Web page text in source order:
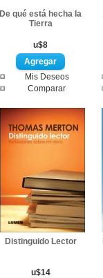
De qué está hecha la
Tierra
u$8
Mis Deseos
Comparar
Distinguido Lector
u$14